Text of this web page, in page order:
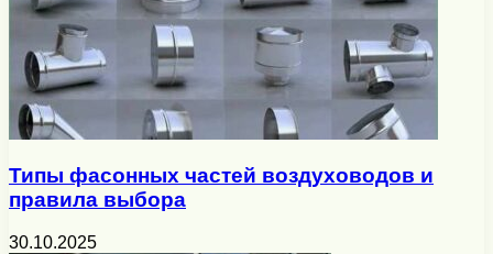
Типы фасонных частей воздуховодов и
правила выбора
30.10.2025